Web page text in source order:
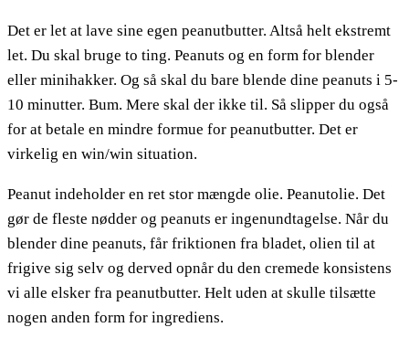
Det er let at lave sine egen peanutbutter. Altså helt ekstremt
let. Du skal bruge to ting. Peanuts og en form for blender
eller minihakker. Og så skal du bare blende dine peanuts i 5-
10 minutter. Bum. Mere skal der ikke til. Så slipper du også
for at betale en mindre formue for peanutbutter. Det er
virkelig en win/win situation.
Peanut indeholder en ret stor mængde olie. Peanutolie. Det
gør de fleste nødder og peanuts er ingenundtagelse. Når du
blender dine peanuts, får friktionen fra bladet, olien til at
frigive sig selv og derved opnår du den cremede konsistens
vi alle elsker fra peanutbutter. Helt uden at skulle tilsætte
nogen anden form for ingrediens.